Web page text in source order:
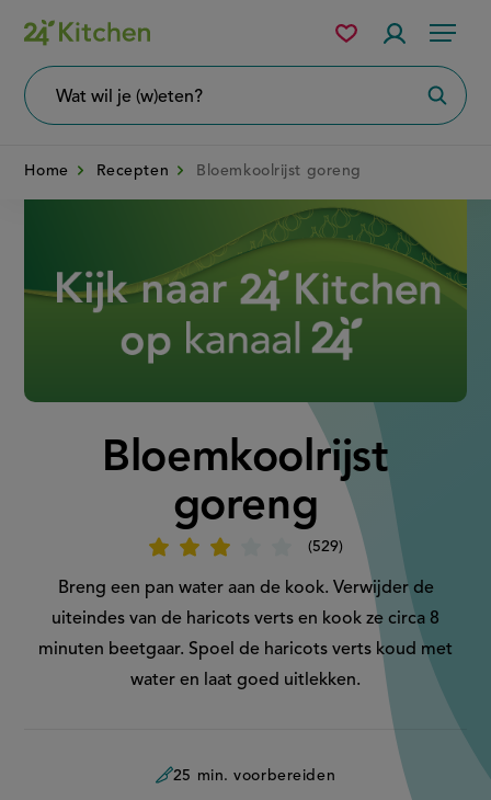
Overslaan
en
naar
Menu
wil
Mijn
bewaarde
Home Recepten Bloemkoolrijst goreng
Bloemkoolrijst
goreng
529
'Bloemkoolrijst
goreng'
Breng een pan water aan de kook. Verwijder de
uiteindes van de haricots verts en kook ze circa 8
minuten beetgaar. Spoel de haricots verts koud met
water en laat goed uitlekken.
25 min. voorbereiden